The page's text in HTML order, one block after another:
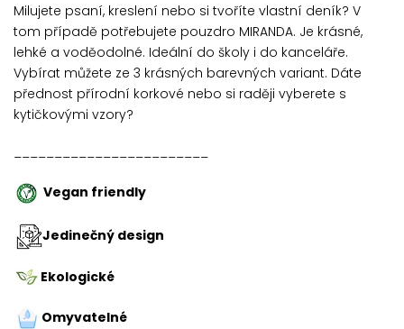
Milujete psaní, kreslení nebo si tvoříte vlastní deník? V
tom případě potřebujete pouzdro MIRANDA. Je krásné,
lehké a voděodolné. Ideální do školy i do kanceláře.
Vybírat můžete ze 3 krásných barevných variant. Dáte
přednost přírodní korkové nebo si raději vyberete s
kytičkovými vzory?
Vegan friendly
Jedinečný design
Ekologické
Omyvatelné